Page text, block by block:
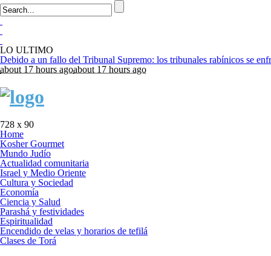
LO ULTIMO
about 17 hours agoabout 17 hours ago
728 x 90
Home
Kosher Gourmet
Mundo Judío
Actualidad comunitaria
Israel y Medio Oriente
Cultura y Sociedad
Economía
Ciencia y Salud
Parashá y festividades
Espiritualidad
Encendido de velas y horarios de tefilá
Clases de Torá